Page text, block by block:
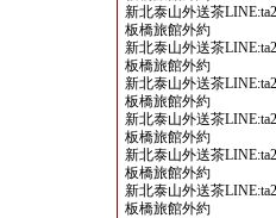
新北泰山外送茶
板橋旅館外約
新北泰山外送茶
板橋旅館外約
新北泰山外送茶
板橋旅館外約
新北泰山外送茶
板橋旅館外約
新北泰山外送茶
板橋旅館外約
新北泰山外送茶
板橋旅館外約